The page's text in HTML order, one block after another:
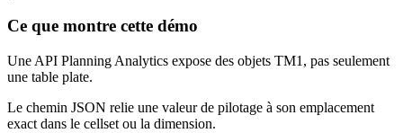
Ce que montre cette démo
Une API Planning Analytics expose des objets TM1, pas seulement
une table plate.
Le chemin JSON relie une valeur de pilotage à son emplacement
exact dans le cellset ou la dimension.